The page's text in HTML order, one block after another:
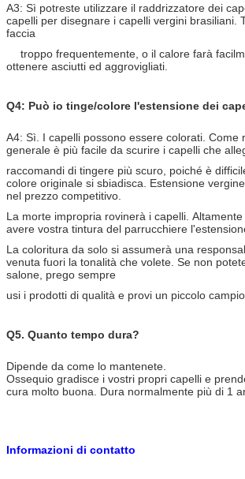
A3: Sì potreste utilizzare il raddrizzatore dei
capelli per disegnare i capelli vergini brasiliani.
faccia
troppo frequentemente, o il calore farà
ottenere asciutti ed aggrovigliati.
Q4: Può io tinge/colore l'estensione dei
A4: Sì. I capelli possono essere colorati. Come
generale è più facile da scurire i capelli che
raccomandi di tingere più scuro, poiché è
colore originale si sbiadisca. Estensione
nel prezzo competitivo.
La morte impropria rovinerà i capelli.
avere vostra tintura del parrucchiere
La coloritura da solo si assumerà una
venuta fuori la tonalità che volete. Se non
salone, prego sempre
usi i prodotti di qualità e provi un piccolo
Q5. Quanto tempo dura?
Dipende da come lo mantenete.
Ossequio gradisce i vostri propri capelli e
cura molto buona. Dura normalmente più di 1
Informazioni di contatto